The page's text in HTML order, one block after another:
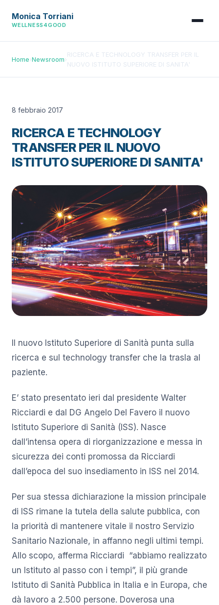
Monica Torriani
WELLNESS4GOOD
Home›Newsroom›
RICERCA E TECHNOLOGY TRANSFER PER IL
NUOVO ISTITUTO SUPERIORE DI SANITA'
8 febbraio 2017
RICERCA E TECHNOLOGY
TRANSFER PER IL NUOVO
ISTITUTO SUPERIORE DI SANITA'
Il nuovo Istituto Superiore di Sanità punta sulla
ricerca e sul technology transfer che la trasla al
paziente.
E’ stato presentato ieri dal presidente Walter
Ricciardi e dal DG Angelo Del Favero il nuovo
Istituto Superiore di Sanità (ISS). Nasce
dall’intensa opera di riorganizzazione e messa in
sicurezza dei conti promossa da Ricciardi
dall’epoca del suo insediamento in ISS nel 2014.
Per sua stessa dichiarazione la mission principale
di ISS rimane la tutela della salute pubblica, con
la priorità di mantenere vitale il nostro Servizio
Sanitario Nazionale, in affanno negli ultimi tempi.
Allo scopo, afferma Ricciardi “abbiamo realizzato
un Istituto al passo con i tempi”, il più grande
Istituto di Sanità Pubblica in Italia e in Europa, che
dà lavoro a 2.500 persone. Doverosa una